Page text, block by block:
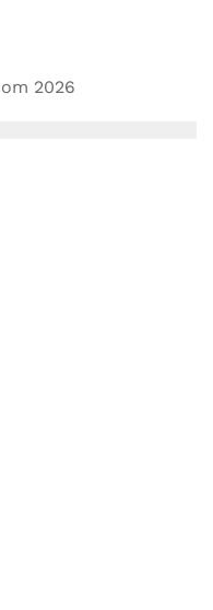
2026